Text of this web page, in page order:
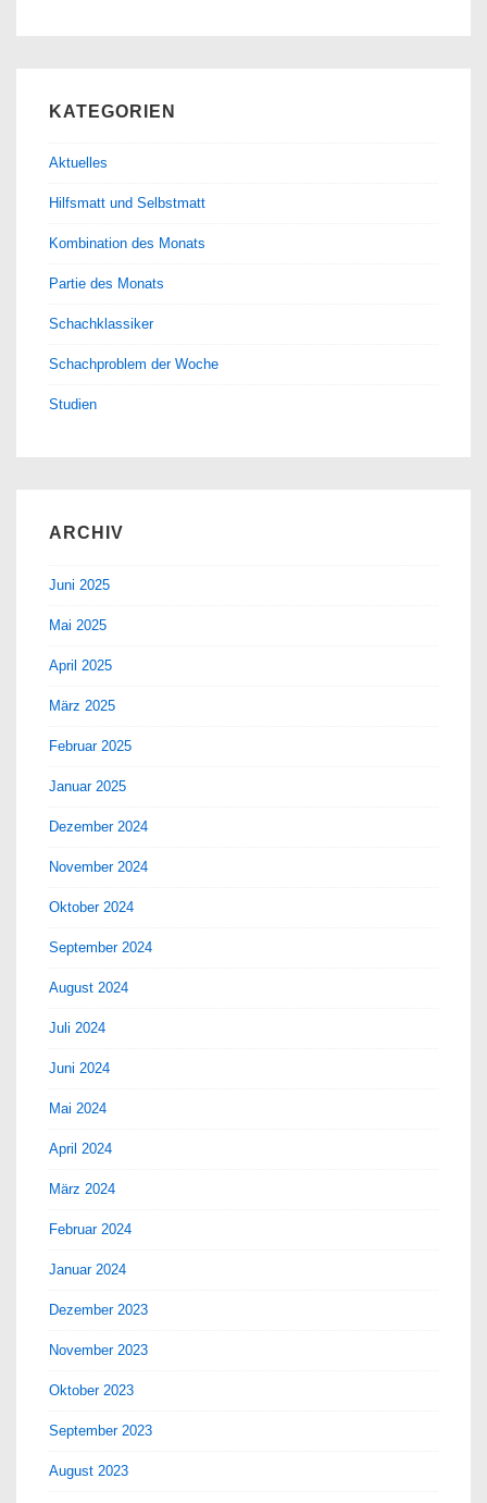
KATEGORIEN
Aktuelles
Hilfsmatt und Selbstmatt
Kombination des Monats
Partie des Monats
Schachklassiker
Schachproblem der Woche
Studien
ARCHIV
Juni 2025
Mai 2025
April 2025
März 2025
Februar 2025
Januar 2025
Dezember 2024
November 2024
Oktober 2024
September 2024
August 2024
Juli 2024
Juni 2024
Mai 2024
April 2024
März 2024
Februar 2024
Januar 2024
Dezember 2023
November 2023
Oktober 2023
September 2023
August 2023